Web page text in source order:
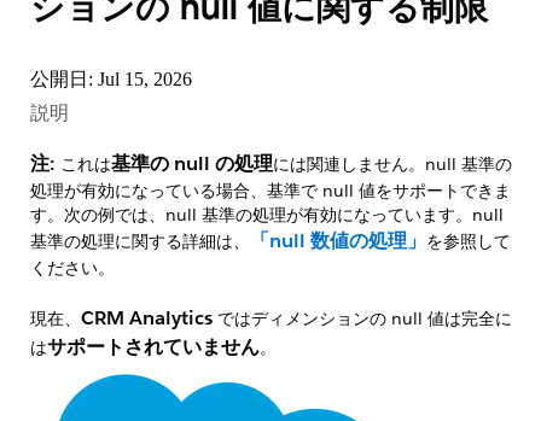
ションの null 値に関する制限
公開日: Jul 15, 2026
説明
注: これは基準の null の処理には関連しません。null 基準の
処理が有効になっている場合、基準で null 値をサポートできま
す。次の例では、null 基準の処理が有効になっています。null
基準の処理に関する詳細は、
「null 数値の処理」 を参照して
ください。
現在、 CRM Analytics ではディメンションの null 値は完全に
はサポートされていません。